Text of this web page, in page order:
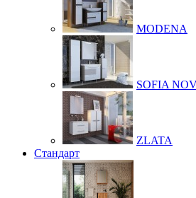
MODENA
SOFIA
ZLATA
Стандарт